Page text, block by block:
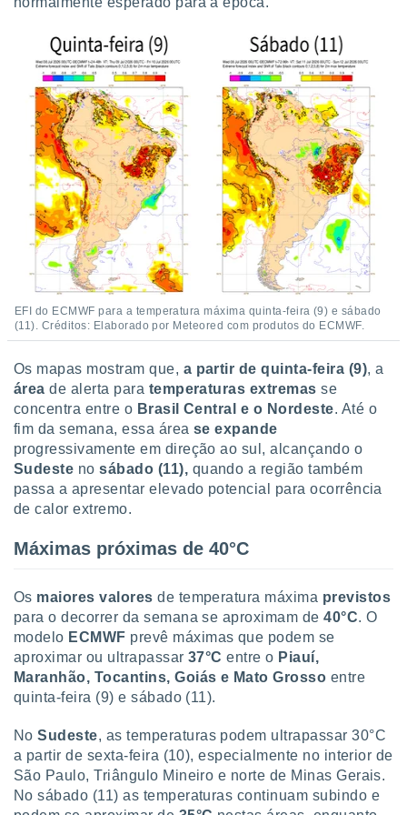
através
estudos
de
1199
EFI do ECMWF para a temperatura máxima quinta-feira (9) e sábado
(11). Créditos: Elaborado por Meteored com produtos do ECMWF.
Os mapas mostram que, a partir de quinta-feira (9), a
área de alerta para temperaturas extremas se
concentra entre o Brasil Central e o Nordeste. Até o
fim da semana, essa área se expande
progressivamente em direção ao sul, alcançando o
Sudeste nosábado (11), quando a região também
passa a apresentar elevado potencial para ocorrência
de calor extremo.
Máximas próximas de 40°C
Os maiores valores de temperatura máxima previstos
para o decorrer da semana se aproximam de 40°C. O
modelo ECMWF prevê máximas que podem se
aproximar ou ultrapassar 37°C entre o Piauí,
Maranhão, Tocantins, Goiás e Mato Grosso entre
quinta-feira (9) e sábado (11).
NoSudeste, as temperaturas podem ultrapassar 30°C
a partir de sexta-feira (10), especialmente no interior de
São Paulo, Triângulo Mineiro e norte de Minas Gerais.
No sábado (11) as temperaturas continuam subindo e